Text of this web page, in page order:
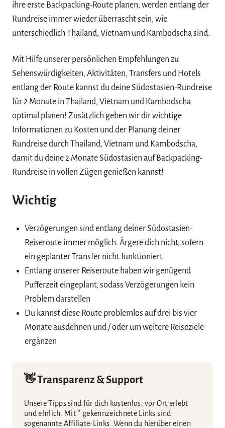
ihre erste Backpacking-Route planen, werden entlang der
Rundreise immer wieder überrascht sein, wie
unterschiedlich Thailand, Vietnam und Kambodscha sind.
Mit Hilfe unserer persönlichen Empfehlungen zu
Sehenswürdigkeiten, Aktivitäten, Transfers und Hotels
entlang der Route kannst du deine Südostasien-Rundreise
für 2 Monate in Thailand, Vietnam und Kambodscha
optimal planen! Zusätzlich geben wir dir wichtige
Informationen zu Kosten und der Planung deiner
Rundreise durch Thailand, Vietnam und Kambodscha,
damit du deine 2 Monate Südostasien auf Backpacking-
Rundreise in vollen Zügen genießen kannst!
Wichtig
Verzögerungen sind entlang deiner Südostasien-
Reiseroute immer möglich. Ärgere dich nicht, sofern
ein geplanter Transfer nicht funktioniert
Entlang unserer Reiseroute haben wir genügend
Pufferzeit eingeplant, sodass Verzögerungen kein
Problem darstellen
Du kannst diese Route problemlos auf drei bis vier
Monate ausdehnen und / oder um weitere Reiseziele
ergänzen
👋 Transparenz & Support
Unsere Tipps sind für dich kostenlos, vor Ort erlebt
und ehrlich. Mit * gekennzeichnete Links sind
sogenannte Affiliate-Links. Wenn du hierüber einen